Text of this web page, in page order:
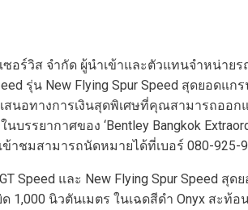
ซอร์วิส จำกัด ผู้นำเข้าและตัวแทนจำหน่า
รุ่น New Flying Spur Speed สุดยอ
อทางการเงินสุดพิเศษที่คุณสามารถออ
รรยากาศของ ‘Bentley Bangkok
ชมสามารถนัดหมายได้ที่เบอร์ 080-925-
Speed และ New Flying Spur Speed
1,000 นิวตันเมตร ในเฉดสีดำ Onyx ส